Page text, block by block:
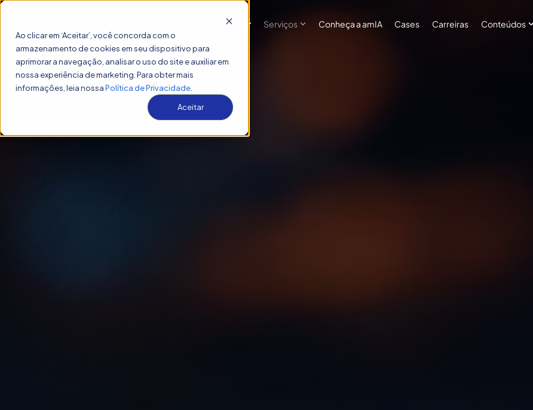
Ao clicar em ‘Aceitar’, você concorda com o
armazenamento de cookies em seu dispositivo para
aprimorar a navegação, analisar o uso do site e auxiliar em
nossa experiência de marketing. Para obter mais
informações, leia nossaPolítica de Privacidade
Aceitar
Sobre
Show submenu for Sobre
Serviços
Show submenu for Serviços
Conheça a amIA Cases Carreiras Conteúdos